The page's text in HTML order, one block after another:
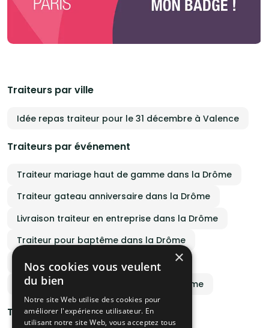
Traiteurs par ville
Idée repas traiteur pour le 31 décembre à Valence
Traiteurs par événement
Traiteur mariage haut de gamme dans la Drôme
Traiteur gateau anniversaire dans la Drôme
Livraison traiteur en entreprise dans la Drôme
Traiteur pour baptême dans la Drôme
Menu de fêtes traiteur dans la Drôme
Livraison brunch à domicile dans la Drôme
Traiteurs par spécialités culinaires
×
Nos cookies vous veulent
du bien
Notre site Web utilise des cookies pour
améliorer l'expérience utilisateur. En
utilisant notre site Web, vous acceptez tous